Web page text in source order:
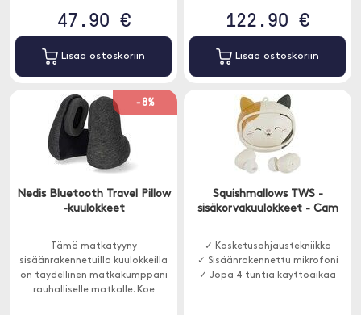
47.90 €
Lisää ostoskoriin
122.90 €
Lisää ostoskoriin
-8%
Nedis Bluetooth Travel Pillow
-kuulokkeet
Tämä matkatyyny
sisäänrakennetuilla kuulokkeilla
on täydellinen matkakumppani
rauhalliselle matkalle. Koe
Squishmallows TWS -
sisäkorvakuulokkeet - Cam
✓ Kosketusohjaustekniikka
✓ Sisäänrakennettu mikrofoni
✓ Jopa 4 tuntia käyttöaikaa